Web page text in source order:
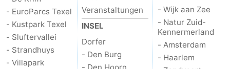
- EuroParcs Texel
- Kustpark Texel
- Sluftervallei
- Strandhuys
- Villapark
Veranstaltungen
INSEL
Dorfer
- Den Burg
- Wijk aan Zee
- Natur Zuid-
Kennermerland
- Amsterdam
- Haarlem